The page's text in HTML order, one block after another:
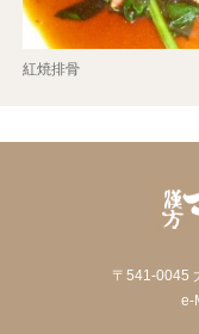
紅焼排骨
〒541-0045
e-